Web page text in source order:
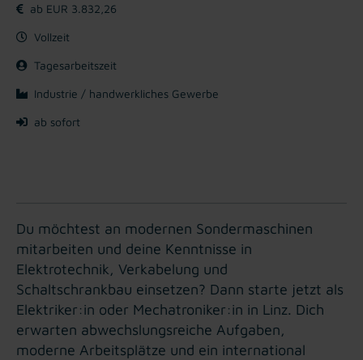
ab EUR 3.832,26
Vollzeit
Tagesarbeitszeit
Industrie / handwerkliches Gewerbe
ab sofort
Du möchtest an modernen Sondermaschinen
mitarbeiten und deine Kenntnisse in
Elektrotechnik, Verkabelung und
Schaltschrankbau einsetzen? Dann starte jetzt als
Elektriker:in oder Mechatroniker:in in Linz. Dich
erwarten abwechslungsreiche Aufgaben,
moderne Arbeitsplätze und ein international